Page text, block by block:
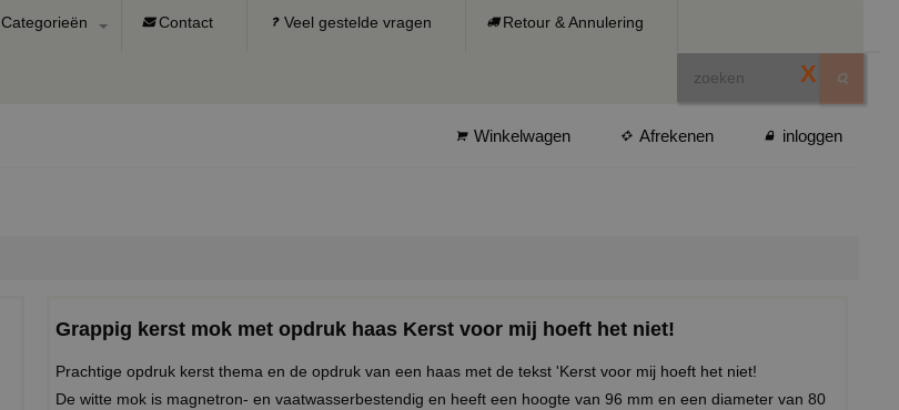
Categorieën Contact Veel gestelde vragen Retour & Annulering
X
Winkelwagen Afrekenen inloggen
Grappig kerst mok met opdruk haas Kerst voor mij hoeft het niet!
Prachtige opdruk kerst thema en de opdruk van een haas met de tekst 'Kerst voor mij hoeft het niet!
De witte mok is magnetron- en vaatwasserbestendig en heeft een hoogte van 96 mm en een diameter van 80